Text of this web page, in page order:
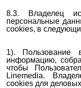
8.3. Владелец
персональные
cookies, в
1). Пользование
информацию,
чтобы
Linemedia.
cookies для